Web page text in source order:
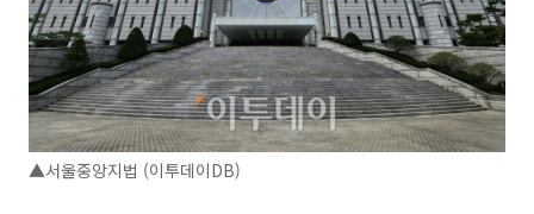
▲서울중앙지법 (이투데이DB)